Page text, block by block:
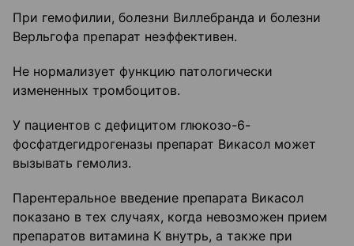
При гемофилии, болезни Виллебранда и болезни
Верльгофа препарат неэффективен.
Не нормализует функцию патологически
измененных тромбоцитов.
У пациентов с дефицитом глюкозо-6-
фосфатдегидрогеназы препарат Викасол может
вызывать гемолиз.
Парентеральное введение препарата Викасол
показано в тех случаях, когда невозможен прием
препаратов витамина К внутрь, а также при